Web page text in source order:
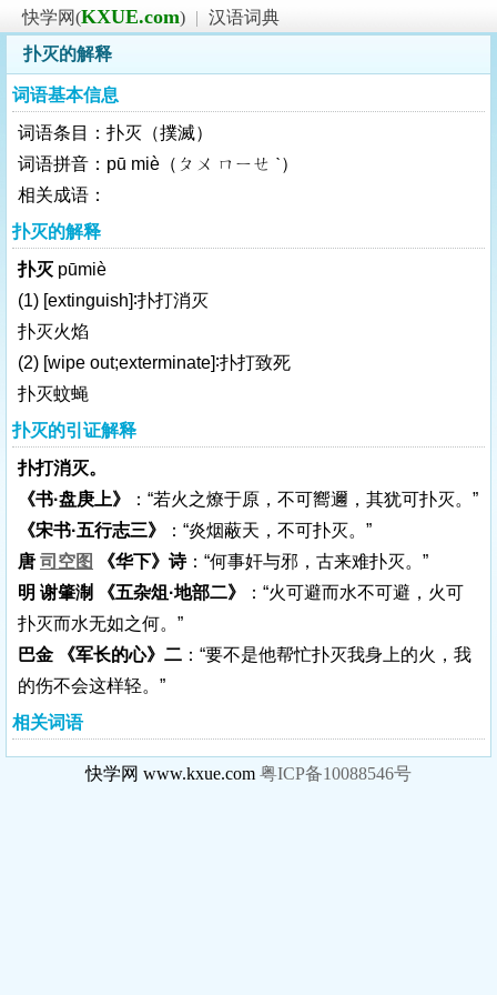
快学网(KXUE.com) | 汉语词典
扑灭的解释
词语基本信息
词语条目：扑灭（撲滅）
词语拼音：pū miè（ㄆㄨ ㄇㄧㄝ ˋ）
相关成语：
扑灭的解释
扑灭 pūmiè
(1) [extinguish]∶扑打消灭
扑灭火焰
(2) [wipe out;exterminate]∶扑打致死
扑灭蚊蝇
扑灭的引证解释
扑打消灭。
《书·盘庚上》
：“若火之燎于原，不可嚮邇，其犹可扑灭。”
《宋书·五行志三》
：“炎烟蔽天，不可扑灭。”
唐 司空图 《华下》诗：“何事奸与邪，古来难扑灭。”
明 谢肇淛 《五杂俎·地部二》
：“火可避而水不可避，火可
扑灭而水无如之何。”
巴金 《军长的心》二 ：“要不是他帮忙扑灭我身上的火，我
的伤不会这样轻。”
相关词语
快学网 www.kxue.com 粤ICP备10088546号